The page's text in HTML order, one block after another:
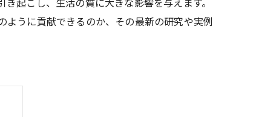
うに貢献できるのか、その最新の研究や実例